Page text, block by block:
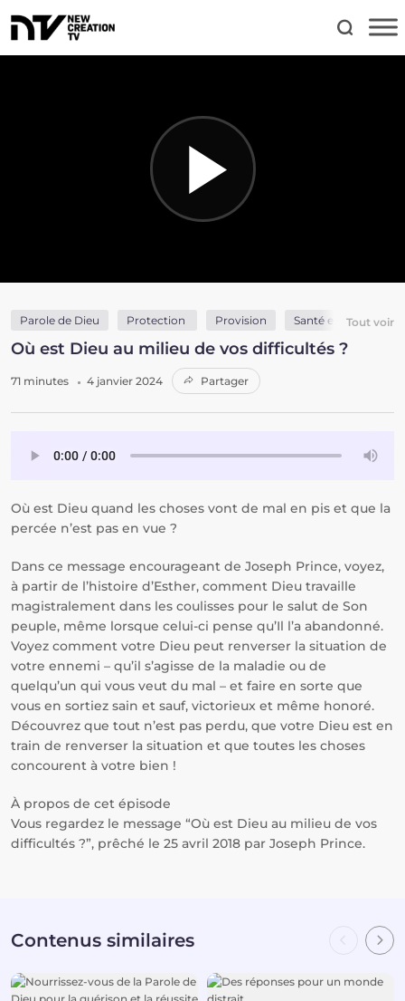
Parole de Dieu Protection Provision Santé et guérison
Tout voir
Où est Dieu au milieu de vos difficultés ?
71 minutes 4 janvier 2024 Partager
Où est Dieu quand les choses vont de mal en pis et que la
percée n’est pas en vue ?
Dans ce message encourageant de Joseph Prince, voyez,
à partir de l’histoire d’Esther, comment Dieu travaille
magistralement dans les coulisses pour le salut de Son
peuple, même lorsque celui-ci pense qu’Il l’a abandonné.
Voyez comment votre Dieu peut renverser la situation de
votre ennemi – qu’il s’agisse de la maladie ou de
quelqu’un qui vous veut du mal – et faire en sorte que
vous en sortiez sain et sauf, victorieux et même honoré.
Découvrez que tout n’est pas perdu, que votre Dieu est en
train de renverser la situation et que toutes les choses
concourent à votre bien !
À propos de cet épisode
Vous regardez le message “Où est Dieu au milieu de vos
difficultés ?”, prêché le 25 avril 2018 par Joseph Prince.
Contenus similaires